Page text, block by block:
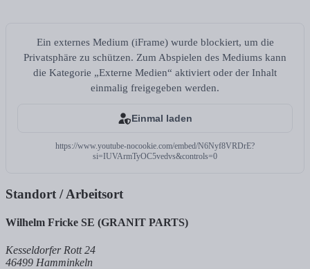
Ein externes Medium (iFrame) wurde blockiert, um die
Privatsphäre zu schützen. Zum Abspielen des Mediums kann
die Kategorie „Externe Medien“ aktiviert oder der Inhalt
einmalig freigegeben werden.
Einmal laden
https://www.youtube-nocookie.com/embed/N6Nyf8VRDrE?
si=IUVArmTyOC5vedvs&controls=0
Standort / Arbeitsort
Wilhelm Fricke SE (GRANIT PARTS)
Kesseldorfer Rott 24
46499 Hamminkeln